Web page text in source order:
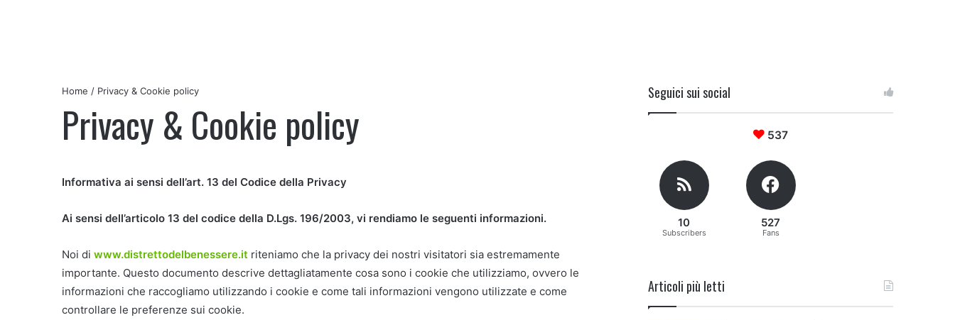
Home / Privacy & Cookie policy
Privacy & Cookie policy
Informativa ai sensi dell’art. 13 del Codice della Privacy
Ai sensi dell’articolo 13 del codice della D.Lgs. 196/2003, vi rendiamo le seguenti informazioni.
Noi di www.distrettodelbenessere.it riteniamo che la privacy dei nostri visitatori sia estremamente
importante. Questo documento descrive dettagliatamente cosa sono i cookie che utilizziamo, ovvero le
informazioni che raccogliamo utilizzando i cookie e come tali informazioni vengono utilizzate e come
controllare le preferenze sui cookie.
Seguici sui social
537
10
Subscribers
527
Fans
Articoli più letti